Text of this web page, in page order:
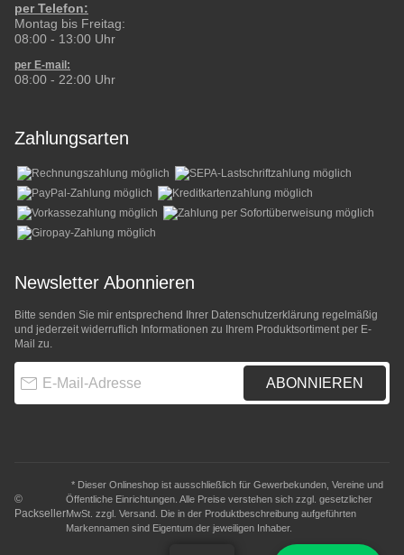
per Telefon:
Montag bis Freitag:
08:00 - 13:00 Uhr
per E-mail:
08:00 - 22:00 Uhr
Zahlungsarten
Newsletter Abonnieren
Bitte senden Sie mir entsprechend Ihrer Datenschutzerklärung regelmäßig
und jederzeit widerruflich Informationen zu Ihrem Produktsortiment per E-
Mail zu.
ABONNIEREN
©
Packseller
* Dieser Onlineshop ist ausschließlich für Gewerbekunden, Vereine und
Öffentliche Einrichtungen. Alle Preise verstehen sich zzgl. gesetzlicher
MwSt. zzgl. Versand . Die in der Produktbeschreibung aufgeführten
Markennamen sind Eigentum der jeweiligen Inhaber.